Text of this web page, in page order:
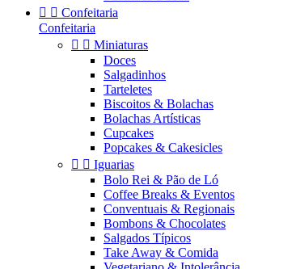
  Confeitaria
Confeitaria
  Miniaturas
Doces
Salgadinhos
Tarteletes
Biscoitos & Bolachas
Bolachas Artísticas
Cupcakes
Popcakes & Cakesicles
  Iguarias
Bolo Rei & Pão de Ló
Coffee Breaks & Eventos
Conventuais & Regionais
Bombons & Chocolates
Salgados Típicos
Take Away & Comida